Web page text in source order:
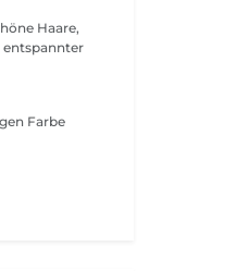
entspannter
Farbe